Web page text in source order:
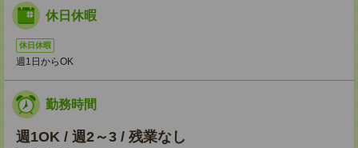
休日休暇
休日休暇
週1日からOK
勤務時間
週1OK / 週2～3 / 残業なし